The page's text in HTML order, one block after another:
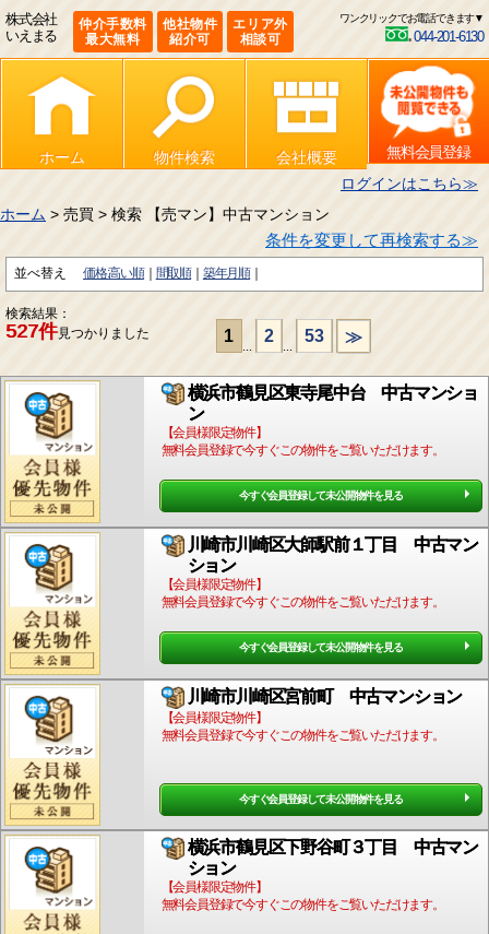
株式会社
いえまる
仲介手数料
最大無料
他社物件
紹介可
エリア外
相談可
ワンクリックでお電話できます▼
044-201-6130
ホーム 物件検索 会社概要
無料会員登録
ログインはこちら≫
ホーム > 売買 > 検索 【売マン】中古マンション
条件を変更して再検索する≫
並べ替え 価格:高い順 間取順 築年月順
検索結果：
527件見つかりました 1
...
2
...
53 ≫
横浜市鶴見区東寺尾中台 中古マンショ
ン
【会員様限定物件】
無料会員登録で今すぐこの物件をご覧いただけます。
今すぐ会員登録して未公開物件を見る
川崎市川崎区大師駅前１丁目 中古マン
ション
【会員様限定物件】
無料会員登録で今すぐこの物件をご覧いただけます。
今すぐ会員登録して未公開物件を見る
川崎市川崎区宮前町 中古マンション
【会員様限定物件】
無料会員登録で今すぐこの物件をご覧いただけます。
今すぐ会員登録して未公開物件を見る
横浜市鶴見区下野谷町３丁目 中古マン
ション
【会員様限定物件】
無料会員登録で今すぐこの物件をご覧いただけます。